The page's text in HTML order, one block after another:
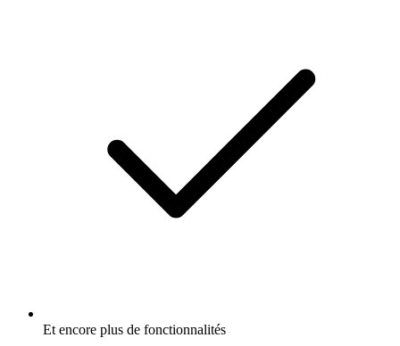
Et encore plus de fonctionnalités